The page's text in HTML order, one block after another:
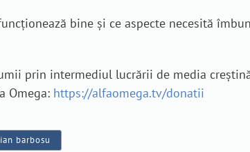
bine și ce aspecte necesită
prin intermediul lucrării de media
Omega: https://alfaomega.tv/donatii
barbosu